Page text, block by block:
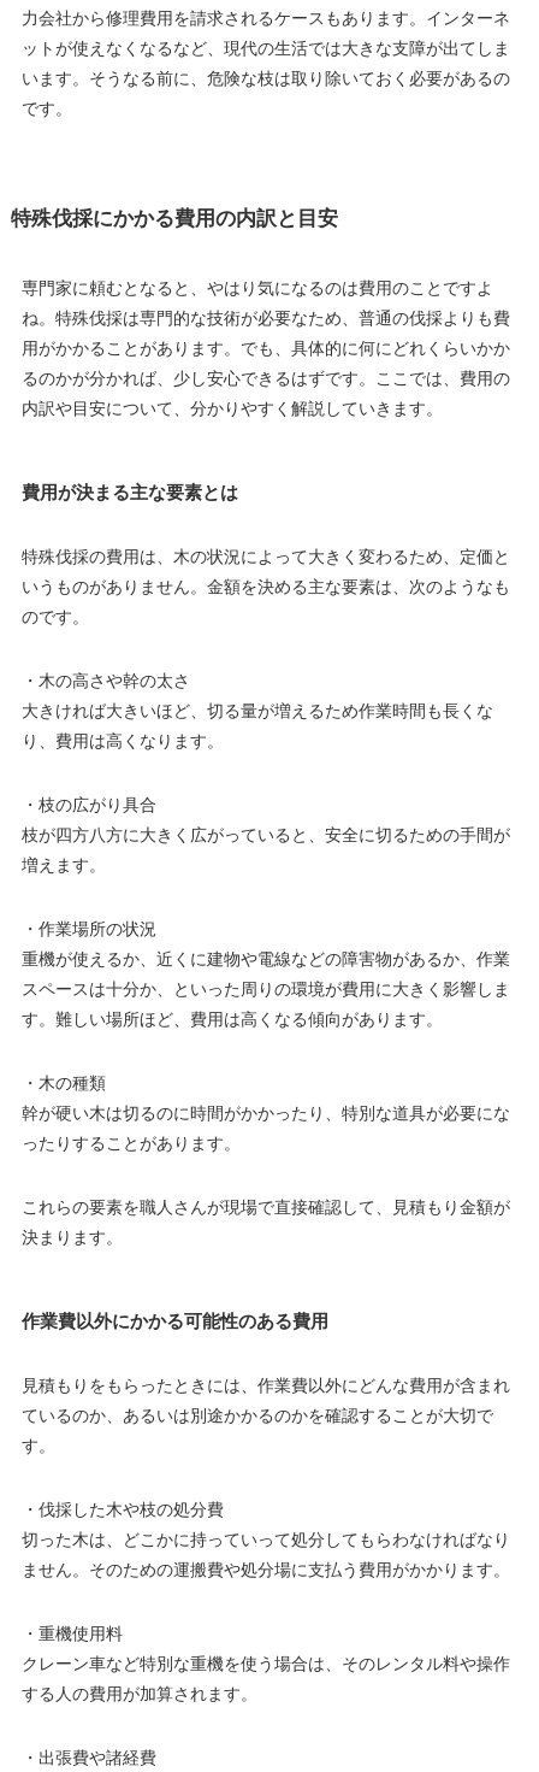
力会社から修理費用を請求されるケースもあります。インターネ
ットが使えなくなるなど、現代の生活では大きな支障が出てしま
います。そうなる前に、危険な枝は取り除いておく必要があるの
です。
特殊伐採にかかる費用の内訳と目安
専門家に頼むとなると、やはり気になるのは費用のことですよ
ね。特殊伐採は専門的な技術が必要なため、普通の伐採よりも費
用がかかることがあります。でも、具体的に何にどれくらいかか
るのかが分かれば、少し安心できるはずです。ここでは、費用の
内訳や目安について、分かりやすく解説していきます。
費用が決まる主な要素とは
特殊伐採の費用は、木の状況によって大きく変わるため、定価と
いうものがありません。金額を決める主な要素は、次のようなも
のです。
・木の高さや幹の太さ
大きければ大きいほど、切る量が増えるため作業時間も長くな
り、費用は高くなります。
・枝の広がり具合
枝が四方八方に大きく広がっていると、安全に切るための手間が
増えます。
・作業場所の状況
重機が使えるか、近くに建物や電線などの障害物があるか、作業
スペースは十分か、といった周りの環境が費用に大きく影響しま
す。難しい場所ほど、費用は高くなる傾向があります。
・木の種類
幹が硬い木は切るのに時間がかかったり、特別な道具が必要にな
ったりすることがあります。
これらの要素を職人さんが現場で直接確認して、見積もり金額が
決まります。
作業費以外にかかる可能性のある費用
見積もりをもらったときには、作業費以外にどんな費用が含まれ
ているのか、あるいは別途かかるのかを確認することが大切で
す。
・伐採した木や枝の処分費
切った木は、どこかに持っていって処分してもらわなければなり
ません。そのための運搬費や処分場に支払う費用がかかります。
・重機使用料
クレーン車など特別な重機を使う場合は、そのレンタル料や操作
する人の費用が加算されます。
・出張費や諸経費